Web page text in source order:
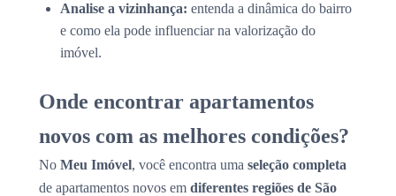
Analise a vizinhança: entenda a dinâmica do bairro
e como ela pode influenciar na valorização do
imóvel.
Onde encontrar apartamentos
novos com as melhores condições?
No Meu Imóvel, você encontra uma seleção completa
de apartamentos novos em diferentes regiões de São